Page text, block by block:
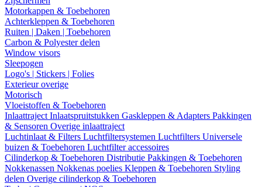
Motorkappen & Toebehoren
Achterkleppen & Toebehoren
Ruiten | Daken | Toebehoren
Carbon & Polyester delen
Window visors
Sleepogen
Logo's | Stickers | Folies
Exterieur overige
Motorisch
Vloeistoffen & Toebehoren
Inlaattraject Inlaatspruitstukken Gaskleppen & Adapters Pakkingen
& Sensoren Overige inlaattraject
Luchtinlaat & Filters Luchtfiltersystemen Luchtfilters Universele
buizen & Toebehoren Luchtfilter accessoires
Cilinderkop & Toebehoren Distributie Pakkingen & Toebehoren
Nokkenassen Nokkenas poelies Kleppen & Toebehoren Styling
delen Overige cilinderkop & Toebehoren